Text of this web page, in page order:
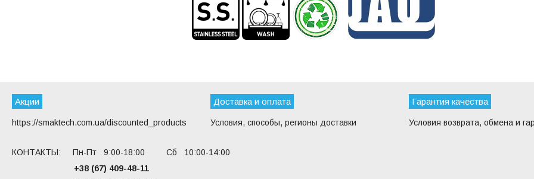
Акции
https://smaktech.com.ua/discounted_products
Доставка и оплата
Условия, способы, регионы доставки
Гарантия качества
Условия возврата, обмена и
КОНТАКТЫ: Пн-Пт 9:00-18:00 Сб 10:00-14:00
+38 (67) 409-48-11